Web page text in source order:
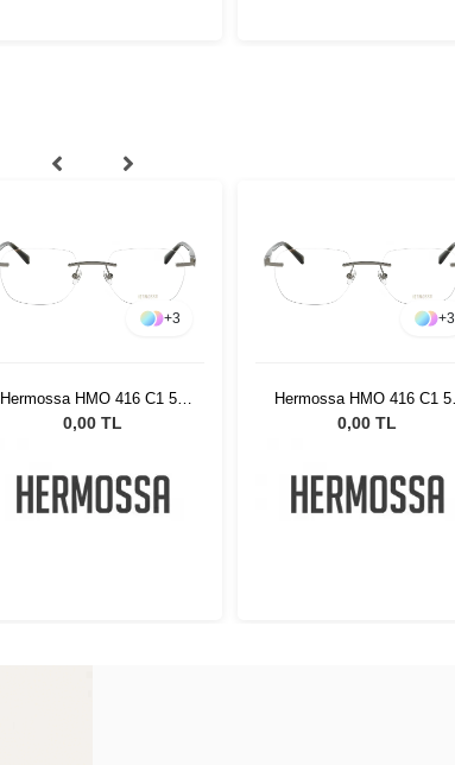
+3
Hermossa HMO 416 C1 54
19
0,00 TL
+3
Hermossa HMO 416 C1 54
19
0,00 TL